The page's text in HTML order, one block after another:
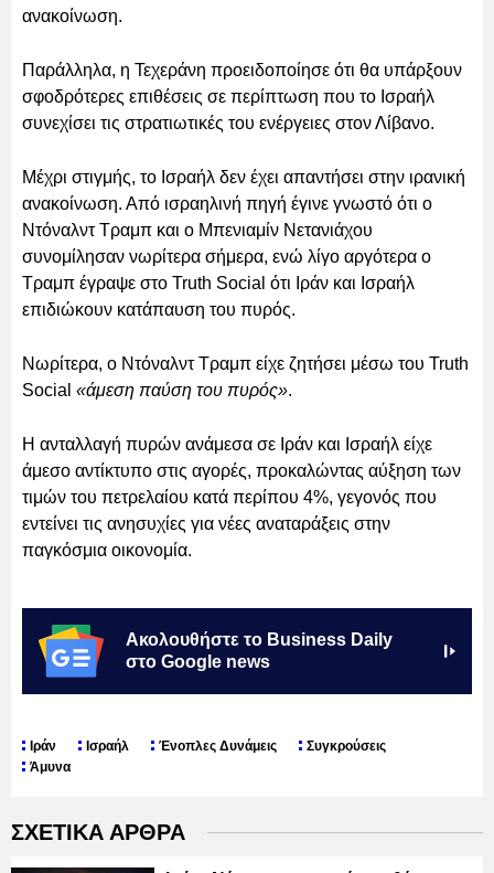
ανακοίνωση.
Παράλληλα, η Τεχεράνη προειδοποίησε ότι θα υπάρξουν
σφοδρότερες επιθέσεις σε περίπτωση που το Ισραήλ
συνεχίσει τις στρατιωτικές του ενέργειες στον Λίβανο.
Μέχρι στιγμής, το Ισραήλ δεν έχει απαντήσει στην ιρανική
ανακοίνωση. Από ισραηλινή πηγή έγινε γνωστό ότι ο
Ντόναλντ Τραμπ και ο Μπενιαμίν Νετανιάχου
συνομίλησαν νωρίτερα σήμερα, ενώ λίγο αργότερα ο
Τραμπ έγραψε στο Truth Social ότι Ιράν και Ισραήλ
επιδιώκουν κατάπαυση του πυρός.
Νωρίτερα, ο Ντόναλντ Τραμπ είχε ζητήσει μέσω του Truth
Social «άμεση παύση του πυρός».
Η ανταλλαγή πυρών ανάμεσα σε Ιράν και Ισραήλ είχε
άμεσο αντίκτυπο στις αγορές, προκαλώντας αύξηση των
τιμών του πετρελαίου κατά περίπου 4%, γεγονός που
εντείνει τις ανησυχίες για νέες αναταράξεις στην
παγκόσμια οικονομία.
Ακολουθήστε το Business Daily
στο Google news
Ιράν Ισραήλ Ένοπλες Δυνάμεις
Συγκρούσεις
Άμυνα
ΣΧΕΤΙΚΑ ΑΡΘΡΑ